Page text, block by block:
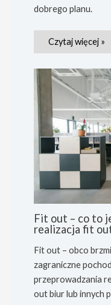
dobrego planu.
Czytaj więcej »
Fit out – co to
realizacja fit
Fit out – obco
zagraniczne
przeprowadzania
out biur lub innych